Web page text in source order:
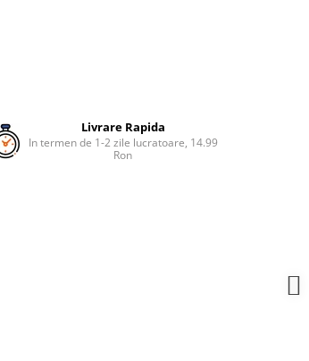
Livrare Rapida
In termen de 1-2 zile lucratoare, 14.99
Ron